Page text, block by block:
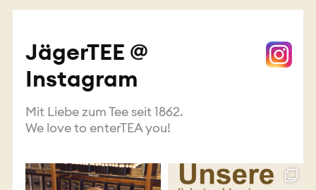
JägerTEE @
Instagram
Mit Liebe zum Tee seit 1862.
We love to enterTEA you!